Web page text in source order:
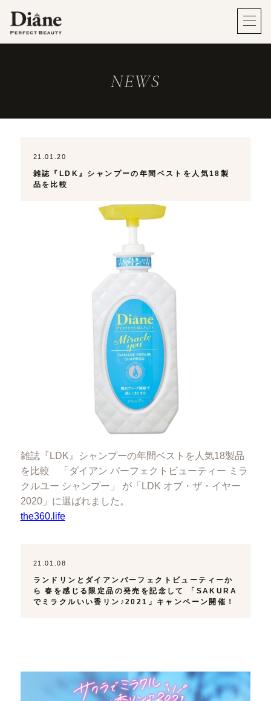
NEWS
21.01.20
雑誌『LDK』シャンプーの年間ベストを人気18製
品を比較
雑誌『LDK』シャンプーの年間ベストを人気18製品
を比較 「ダイアン パーフェクトビューティー ミラ
クルユー シャンプー」 が「LDK オブ・ザ・イヤー
2020」に選ばれました。
the360.life
21.01.08
ランドリンとダイアンパーフェクトビューティーか
ら 春を感じる限定品の発売を記念して 「SAKURA
でミラクルいい香リン♪2021」キャンペーン開催！